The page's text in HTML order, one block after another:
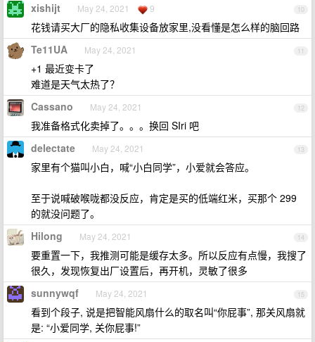
10
xishijt May 24, 2021 9
花钱请买大厂的隐私收集设备放家里,没看懂是怎么样的脑回路
11
Te11UA May 24, 2021
+1 最近变卡了
难道是天气太热了？
12
Cassano May 24, 2021
我准备格式化卖掉了。。。换回 SIri 吧
13
delectate May 24, 2021
家里有个猫叫小白，喊“小白同学”，小爱就会答应。
至于说喊破喉咙都没反应，肯定是买的低端红米，买那个 299
的就没问题了。
14
Hilong May 24, 2021
要重置一下，我推测可能是缓存太多。所以反应有点慢，我搜了
很久，发现恢复出厂设置后，再开机，灵敏了很多
15
sunnywqf May 24, 2021
看到个段子, 说是把智能风扇什么的取名叫“你屁事”, 那关风扇就
是: “小爱同学, 关你屁事!”